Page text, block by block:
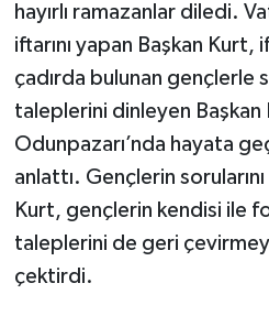
hayırlı ramazanlar diledi.
iftarını yapan Başkan Kurt,
çadırda bulunan
taleplerini dinleyen
Odunpazarı’nda hayata
anlattı. Gençlerin
Kurt, gençlerin kendisi ile
taleplerini de geri
çektirdi.